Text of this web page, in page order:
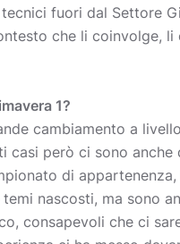
fuori dal Settore
che li coinvolge,
1?
cambiamento a
casi però ci sono
di
nascosti, ma sono
consapevoli che ci